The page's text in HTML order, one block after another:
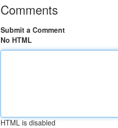
Comments
Submit a Comment
No HTML
HTML is disabled